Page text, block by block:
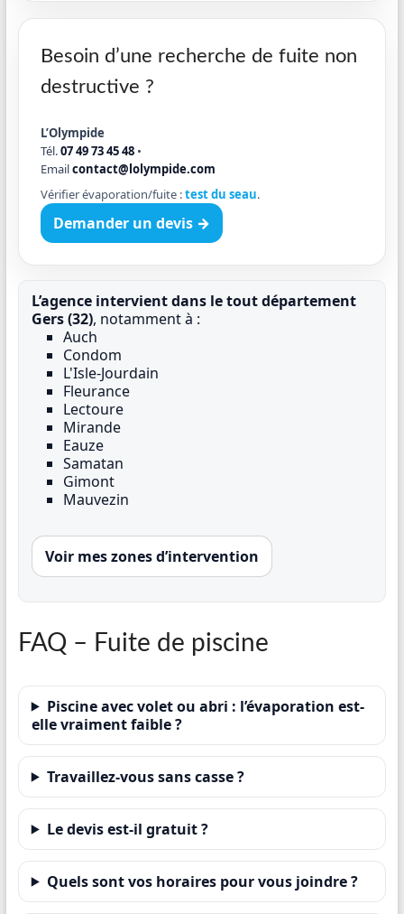
Besoin d’une recherche de fuite non
destructive ?
L’Olympide
Tél.07 49 73 45 48•
Emailcontact@lolympide.com
Vérifier évaporation/fuite :test du seau.
Demander un devis →
L’agence intervient dans le tout département
Gers (32), notamment à :
Auch
Condom
L'Isle-Jourdain
Fleurance
Lectoure
Mirande
Eauze
Samatan
Gimont
Mauvezin
Voir mes zones d’intervention
FAQ – Fuite de piscine
Piscine avec volet ou abri : l’évaporation est-
elle vraiment faible ?
Travaillez-vous sans casse ?
Le devis est-il gratuit ?
Quels sont vos horaires pour vous joindre ?